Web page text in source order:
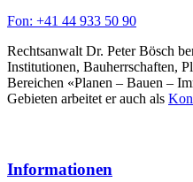
Fon: +41 44 933 50 90
Rechtsanwalt Dr. Peter Bösch
Institutionen, Bauherrschaften,
Bereichen «Planen – Bauen –
Gebieten arbeitet er auch als
Informationen